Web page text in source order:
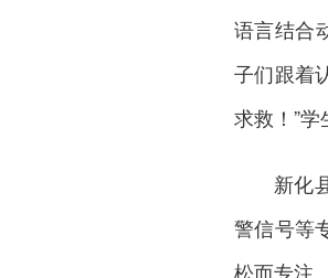
语言结合
子们跟着
求救！”学
新化
警信号等
松而专注。